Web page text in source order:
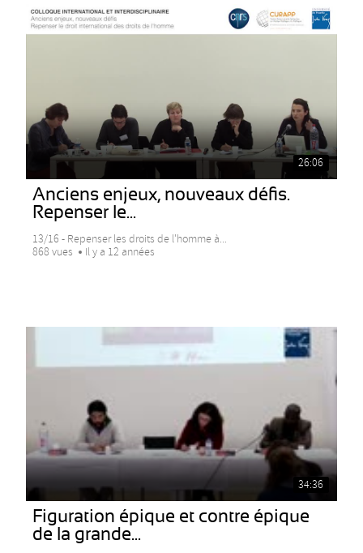
26:06
Anciens enjeux, nouveaux défis.
Repenser le...
13/16 - Repenser les droits de l'homme à...
868 vues
Il y a 12 années
34:36
Figuration épique et contre épique
de la grande...